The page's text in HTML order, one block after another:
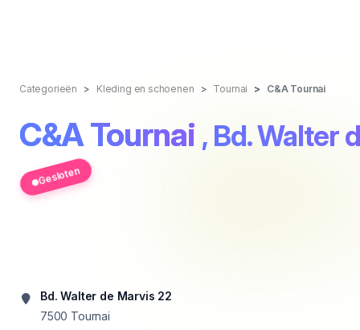
Categorieën Kleding en schoenen Tournai C&A Tournai
C&A Tournai , Bd. Walter
Gesloten
Bd. Walter de Marvis 22
7500 Tournai